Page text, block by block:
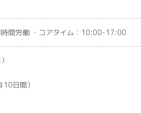
間労働 ・コアタイム：10:00-17:00
10日間）